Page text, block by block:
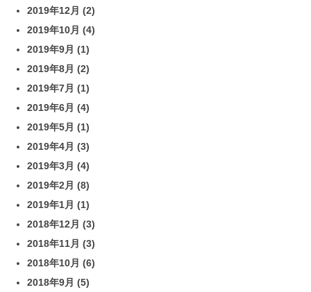
2019年12月 (2)
2019年10月 (4)
2019年9月 (1)
2019年8月 (2)
2019年7月 (1)
2019年6月 (4)
2019年5月 (1)
2019年4月 (3)
2019年3月 (4)
2019年2月 (8)
2019年1月 (1)
2018年12月 (3)
2018年11月 (3)
2018年10月 (6)
2018年9月 (5)